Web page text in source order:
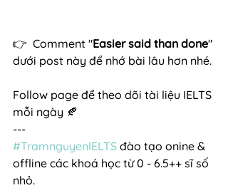
👉  Comment "Easier said than done"
dưới post này để nhớ bài lâu hơn nhé.
Follow page để theo dõi tài liệu IELTS
mỗi ngày 🍂
---
#TramnguyenIELTS đào tạo onine &
offline các khoá học từ 0 - 6.5++ sĩ số
nhỏ.